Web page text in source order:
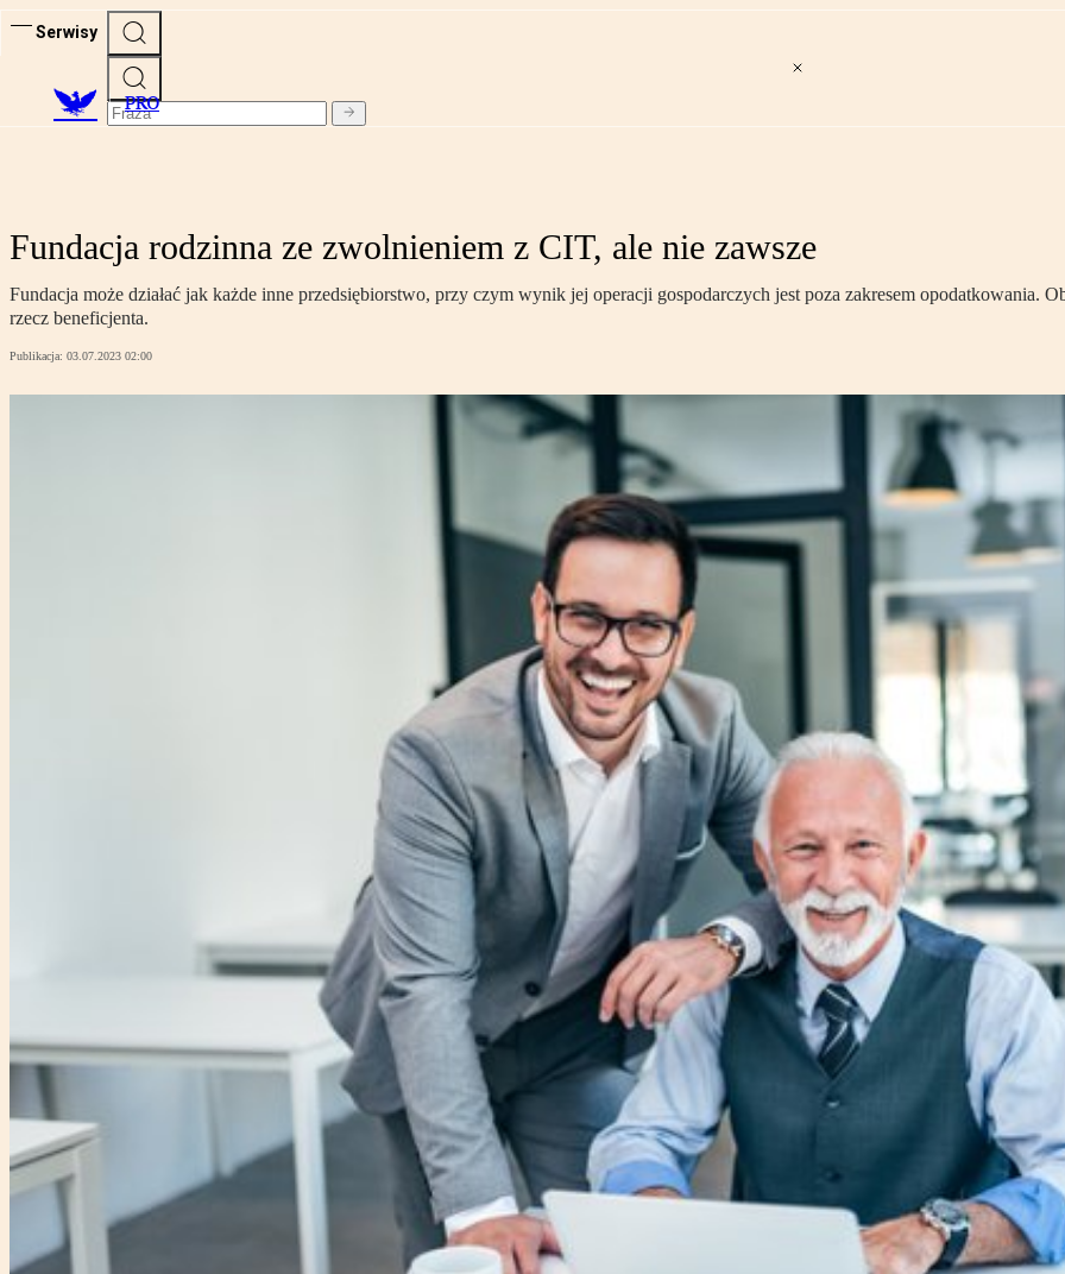
Serwisy
PRO
Fundacja rodzinna ze zwolnieniem z CIT, ale nie zawsze
Fundacja może działać jak każde inne przedsiębiorstwo, przy czym wynik jej operacji gospodarczych jest poza zakresem opodatkowania.
rzecz beneficjenta.
Publikacja: 03.07.2023 02:00